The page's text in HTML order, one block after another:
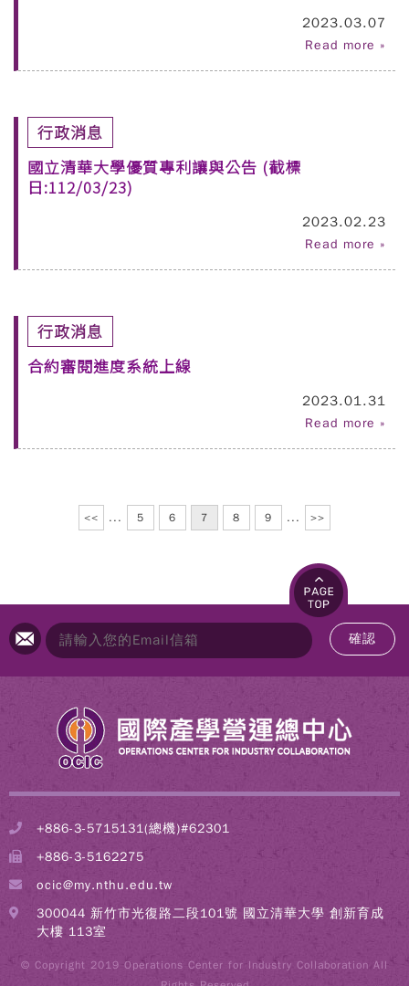
2023.03.07
Read more »
行政消息
國立清華大學優質專利讓與公告 (截標
日:112/03/23)
2023.02.23
Read more »
行政消息
合約審閱進度系統上線
2023.01.31
Read more »
<< ... 5 6 7 8 9 ... >>
確認
+886-3-5715131(總機)#62301
+886-3-5162275
ocic@my.nthu.edu.tw
300044 新竹市光復路二段101號 國立清華大學 創新育成
大樓 113室
© Copyright 2019 Operations Center for Industry Collaboration All